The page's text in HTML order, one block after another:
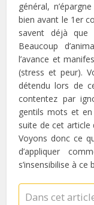
général,
bien avant le 1er
savent déjà
Beaucoup
l’avance et
(stress et peur).
détendu lors de
contentez par
gentils mots et
suite de cet article
Voyons donc ce
d’appliquer
s’insensibilise à
Dans cet